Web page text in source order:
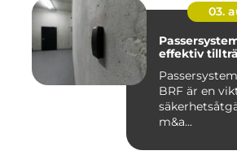
03.
effektiv
BRF är en
m&a...